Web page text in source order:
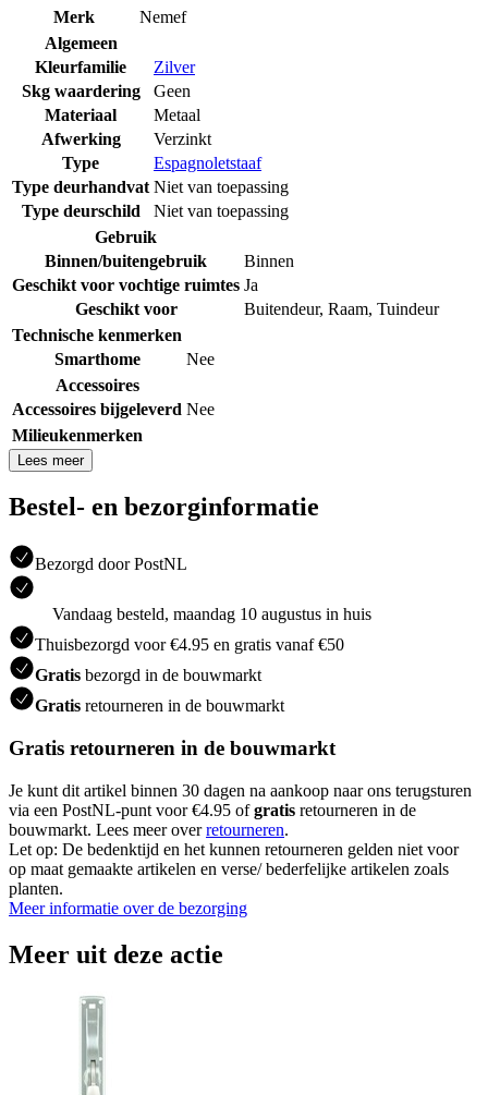
Merk
Nemef
Algemeen
Kleurfamilie
Zilver
Skg waardering
Geen
Materiaal
Metaal
Afwerking
Verzinkt
Type
Espagnoletstaaf
Type deurhandvat Niet van toepassing
Type deurschild
Niet van toepassing
Gebruik
Binnen/buitengebruik
Binnen
Geschikt voor vochtige ruimtes Ja
Geschikt voor
Buitendeur, Raam, Tuindeur
Technische kenmerken
Smarthome
Nee
Accessoires
Accessoires bijgeleverd Nee
Milieukenmerken
Lees meer
Bestel- en bezorginformatie
Bezorgd door PostNL
Vandaag besteld, maandag 10 augustus in huis
Thuisbezorgd voor €4.95 en gratis vanaf €50
Gratis bezorgd in de bouwmarkt
Gratis retourneren in de bouwmarkt
Gratis retourneren in de bouwmarkt
Je kunt dit artikel binnen 30 dagen na aankoop naar ons terugsturen
via een PostNL-punt voor €4.95 ofgratis retourneren in de
bouwmarkt. Lees meer overretourneren.
Let op: De bedenktijd en het kunnen retourneren gelden niet voor
op maat gemaakte artikelen en verse/ bederfelijke artikelen zoals
planten.
Meer informatie over de bezorging
Meer uit deze actie